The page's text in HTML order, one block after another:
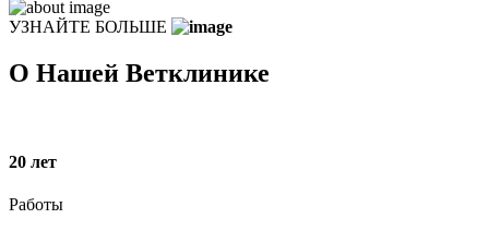
УЗНАЙТЕ БОЛЬШЕ
О Нашей Ветклинике
20 лет
Работы